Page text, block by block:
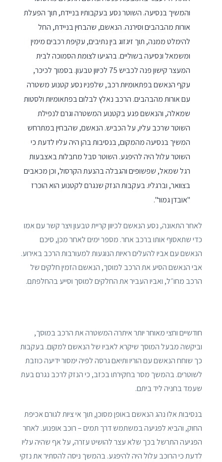
והמשיך בנסיעה. השוטר נסע בעקבותיו בניידת, תוך הפעלת
אורות מהבהבים וסירנה. הנאשם, שהבחין בניידת, החל
להימלט ממנה, תוך זיגזוג בין נתיבים, עקיפת רכבים מימין
ומשמאל ונסיעה בשוליים. בהגיעו לצומת הסמוכה לבית
המעצר קישון פנה לכביש 75 לכיוון טבעון. בסמוך לכיכר,
עקף הנאשם בפתאומיות רכב, שלפניו נסע קטנוע משטרה
עם אורות מהבהבים. הרכב נאלץ לבלום בפתאומיות ולסטות
שמאלה, והנאשם פגע בקטנוע המשטרה וגרם לנפילת
השוטר שרכב עליו, על הכביש. הנאשם, שהבחין במתרחש
המשיך בנסיעה מהמקום, בנסיבות בהן היה עליו לדעת כי
השוטר עלול היה להיפגע. השוטר סבל מחבלות באצבעות
רגל שמאל, שפשופים והגבלה בהנעת הקרסול, וכן מכאבים
בצוואר, וברגליו. בעקבות הנזק שנגרם לקטנוע הוא הוכרז
"אובדן גמור".
לאחר התאונה, נסע הנאשם לכיוון קריית טבעון ויצר קשר עם אמו
כדי שתאסוף אותו ברכב אחר. מספר ימים לאחר מכן, סיכם
הנאשם עם אביו להעלים ראיות הנוגעות למעורבות הרכב באירוע.
אבי הנאשם הסיע את הרכב למוסך, הנאשם הזמין חלקים של
הרכב מחו״ל, ואביו העביר את החלקים למוסך וסייע בהחלפתם.
חודשיים וחצי מאוחר יותר איתרה המשטרה את הרכב במוסך,
וביקשה מבעל המוסך שיקרא לאביו של הנאשם למקום. בעקבות
כך שוחח הנאשם עם הוריו ותיאם גרסה לפיה ימסור ידיעה כוזבת
לשוטרים. בהמשך מסר בחקירתו בכזב, כי הנזק לרכב נגרם בעת
שעמד בחניה ליד ביתם.
בנסיבות אלו נהג הנאשם באופן מסוכן, תוך אי ציות לגורם אכיפת
החוק, והביא לפגיעה במשתמש דרך תמים – רוכב אופנוע. לאחר
הפגיעה התרשל בכך שלא עצר להושיט עזרה, על אף שהיה עליו
לדעת כי הרוכב עלול היה להיפגע. בהמשך ניסה להסתיר את נזקי